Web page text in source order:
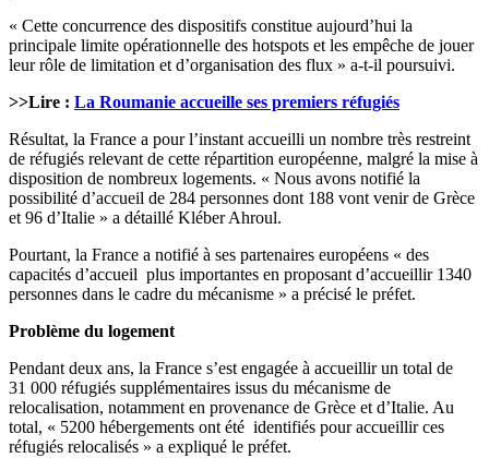
« Cette concurrence des dispositifs constitue aujourd’hui la
principale limite opérationnelle des hotspots et les empêche de jouer
leur rôle de limitation et d’organisation des flux » a-t-il poursuivi.
>>Lire : La Roumanie accueille ses premiers réfugiés
Résultat, la France a pour l’instant accueilli un nombre très restreint
de réfugiés relevant de cette répartition européenne, malgré la mise à
disposition de nombreux logements. « Nous avons notifié la
possibilité d’accueil de 284 personnes dont 188 vont venir de Grèce
et 96 d’Italie » a détaillé Kléber Ahroul.
Pourtant, la France a notifié à ses partenaires européens « des
capacités d’accueil plus importantes en proposant d’accueillir 1340
personnes dans le cadre du mécanisme » a précisé le préfet.
Problème du logement
Pendant deux ans, la France s’est engagée à accueillir un total de
31 000 réfugiés supplémentaires issus du mécanisme de
relocalisation, notamment en provenance de Grèce et d’Italie. Au
total, « 5200 hébergements ont été identifiés pour accueillir ces
réfugiés relocalisés » a expliqué le préfet.